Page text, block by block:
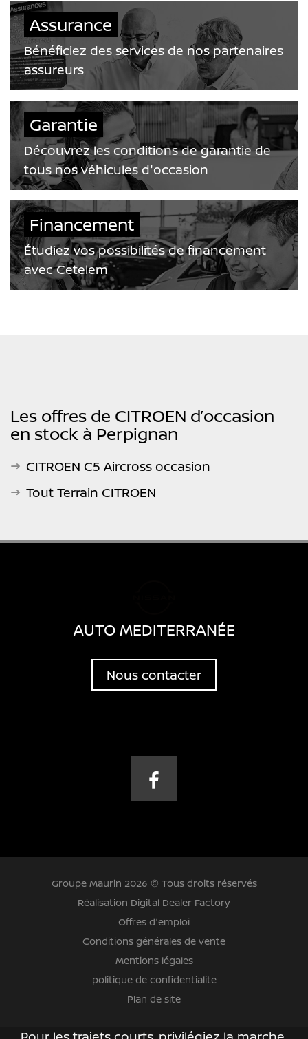
Assurance
Bénéficiez des services de nos partenaires
assureurs
Garantie
Découvrez les conditions de garantie de
tous nos véhicules d'occasion
Financement
Étudiez vos possibilités de financement
avec Cetelem
Les offres de CITROEN d’occasion
en stock à Perpignan
CITROEN C5 Aircross occasion
Tout Terrain CITROEN
AUTO MEDITERRANÉE
Nous contacter
Groupe Maurin 2026 © Tous droits réservés
Réalisation Digital Dealer Factory
Offres d'emploi
Conditions générales de vente
Mentions légales
politique de confidentialite
Plan de site